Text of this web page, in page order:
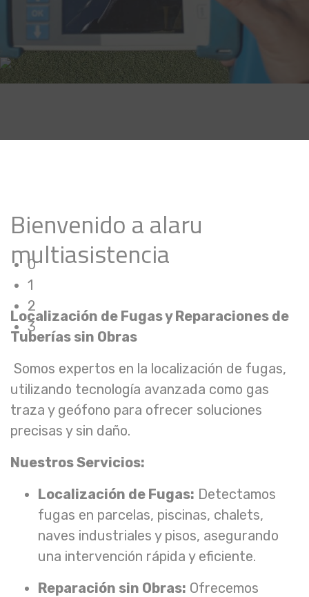
0
1
2
3
Bienvenido a alaru
multiasistencia
Localización de Fugas y Reparaciones de
Tuberías sin Obras
Somos expertos en la localización de fugas,
utilizando tecnología avanzada como gas
traza y geófono para ofrecer soluciones
precisas y sin daño.
Nuestros Servicios:
Localización de Fugas: Detectamos
fugas en parcelas, piscinas, chalets,
naves industriales y pisos, asegurando
una intervención rápida y eficiente.
Reparación sin Obras: Ofrecemos